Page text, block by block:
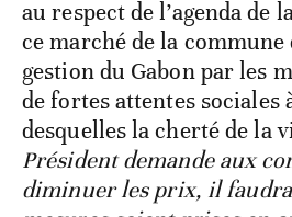
au respect de l’agenda de
ce marché de la commune
gestion du Gabon par les
de fortes attentes sociales
desquelles la cherté de la
Président demande aux
diminuer les prix, il